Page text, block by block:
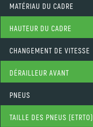
MATÉRIAU DU CADRE
HAUTEUR DU CADRE
CHANGEMENT DE VITESSE
DÉRAILLEUR AVANT
PNEUS
TAILLE DES PNEUS (ETRTO)